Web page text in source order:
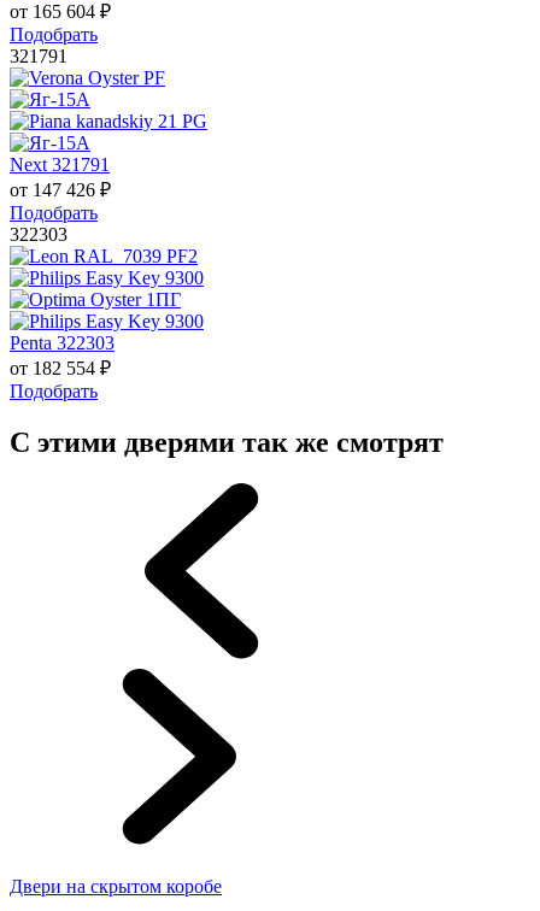
от 165 604 ₽
Подобрать
321791
Next 321791
от 147 426 ₽
Подобрать
322303
Penta 322303
от 182 554 ₽
Подобрать
С этими дверями так же смотрят
Двери на скрытом коробе